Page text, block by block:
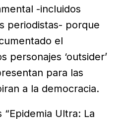
-incluidos
periodistas- porque
el
personajes ‘outsider’
para las
a la democracia.
Ultra: La